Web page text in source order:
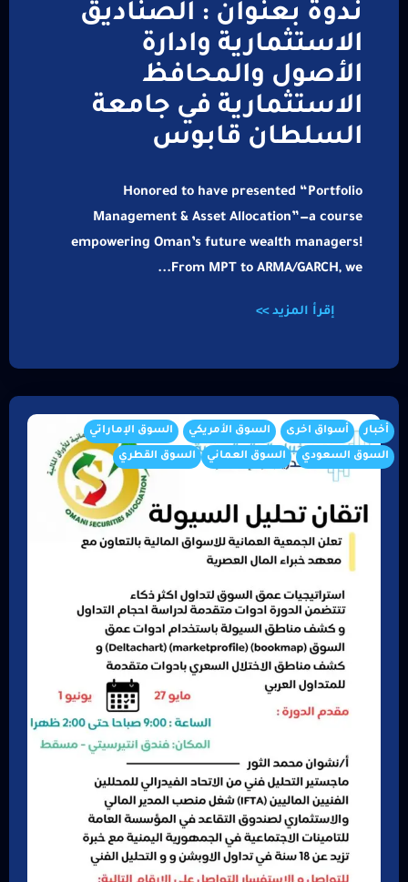
ندوة بعنوان : الصناديق
الاستثمارية وادارة
الأصول والمحافظ
الاستثمارية في جامعة
السلطان قابوس
Honored to have presented “Portfolio
Management & Asset Allocation”—a course
empowering Oman’s future wealth managers!
From MPT to ARMA/GARCH, we...
إقرأ المزيد >>
أخبار أسواق اخرى السوق الأمريكي السوق الإماراتي
السوق السعودي السوق العماني السوق القطري